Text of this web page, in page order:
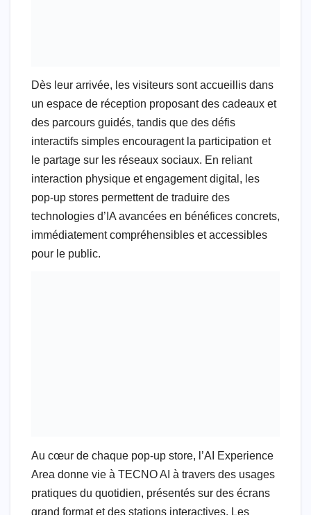
Dès leur arrivée, les visiteurs sont accueillis dans
un espace de réception proposant des cadeaux et
des parcours guidés, tandis que des défis
interactifs simples encouragent la participation et
le partage sur les réseaux sociaux. En reliant
interaction physique et engagement digital, les
pop-up stores permettent de traduire des
technologies d’IA avancées en bénéfices concrets,
immédiatement compréhensibles et accessibles
pour le public.
Au cœur de chaque pop-up store, l’AI Experience
Area donne vie à TECNO AI à travers des usages
pratiques du quotidien, présentés sur des écrans
grand format et des stations interactives. Les